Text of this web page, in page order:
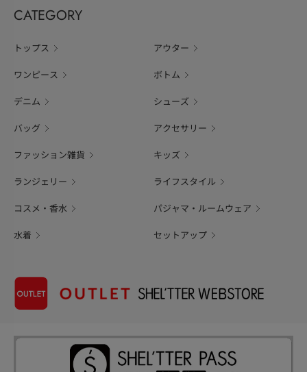
CATEGORY
トップス アウター
ワンピース ボトム
デニム シューズ
バッグ アクセサリー
ファッション雑貨 キッズ
ランジェリー ライフスタイル
コスメ・香水 パジャマ・ルームウェア
水着 セットアップ